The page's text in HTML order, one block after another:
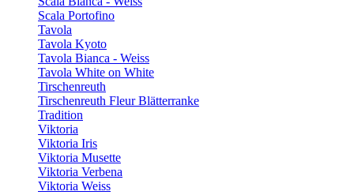
Scala Portofino
Tavola
Tavola Kyoto
Tavola Bianca - Weiss
Tavola White on White
Tirschenreuth
Tirschenreuth Fleur Blätterranke
Tradition
Viktoria
Viktoria Iris
Viktoria Musette
Viktoria Verbena
Viktoria Weiss